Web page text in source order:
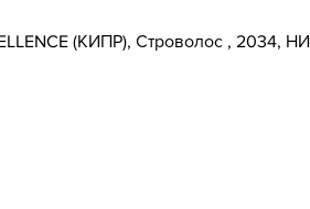
(КИПР), Строволос , 2034,